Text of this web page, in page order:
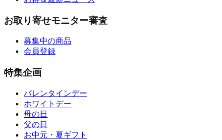
お取り寄せモニター審査
募集中の商品
会員登録
特集企画
バレンタインデー
ホワイトデー
母の日
父の日
お中元・夏ギフト